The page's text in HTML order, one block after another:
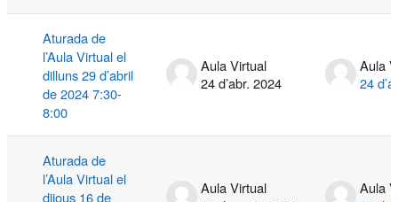
Aturada de
l’Aula Virtual el
dilluns 29 d’abril
de 2024 7:30-
8:00
Aula Virtual
24 d’abr. 2024
Aula
24
Aturada de
l’Aula Virtual el
dijous 16 de
Aula Virtual
Aula